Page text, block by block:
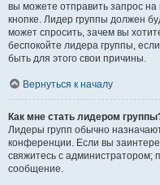
вы можете отправить запрос
кнопке. Лидер группы должен
может спросить, зачем вы
беспокойте лидера группы,
быть для этого свои причины.
Вернуться к началу
Как мне стать лидером
Лидеры групп обычно
конференции. Если вы
свяжитесь с администратором;
сообщение.